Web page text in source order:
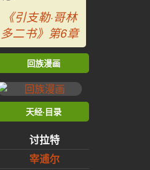
《引支勒·哥林
多二书》第6章
回族漫画
天经·目录
讨拉特
宰逋尔